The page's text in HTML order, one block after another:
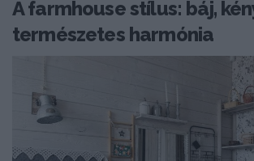
A farmhouse stílus: báj,
természetes harmónia